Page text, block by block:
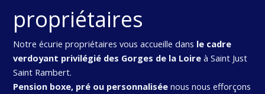
propriétaires
Notre écurie propriétaires vous accueille dans le cadre
verdoyant privilégié des Gorges de la Loireà Saint Just
Saint Rambert.
Pension boxe, pré ou personnaliséenous nous efforçons